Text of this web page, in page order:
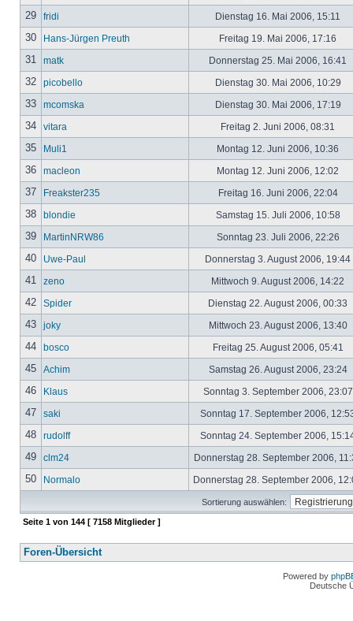
29 fridi Dienstag 16. Mai 2006, 15:11
30 Hans-Jürgen Preuth Freitag 19. Mai 2006, 17:16
31 matk Donnerstag 25. Mai 2006, 16:41
32 picobello Dienstag 30. Mai 2006, 10:29
33 mcomska Dienstag 30. Mai 2006, 17:19
34 vitara Freitag 2. Juni 2006, 08:31
35 Muli1 Montag 12. Juni 2006, 10:36
36 macleon Montag 12. Juni 2006, 12:02
37 Freakster235 Freitag 16. Juni 2006, 22:04
38 blondie Samstag 15. Juli 2006, 10:58
39 MartinNRW86 Sonntag 23. Juli 2006, 22:26
40 Uwe-Paul Donnerstag 3. August 2006, 19:44
41 zeno Mittwoch 9. August 2006, 14:22
42 Spider Dienstag 22. August 2006, 00:33
43 joky Mittwoch 23. August 2006, 13:40
44 bosco Freitag 25. August 2006, 05:41
45 Achim Samstag 26. August 2006, 23:24
46 Klaus Sonntag 3. September 2006,
47 saki Sonntag 17. September 2006,
48 rudolff Sonntag 24. September 2006,
49 clm24 Donnerstag 28. September 2006,
50 Normalo Donnerstag 28. September 2006,
Sortierung auswählen:
Seite 1 von 144 [ 7158 Mitglieder ]
Foren-Übersicht
Powered by
Deutsche